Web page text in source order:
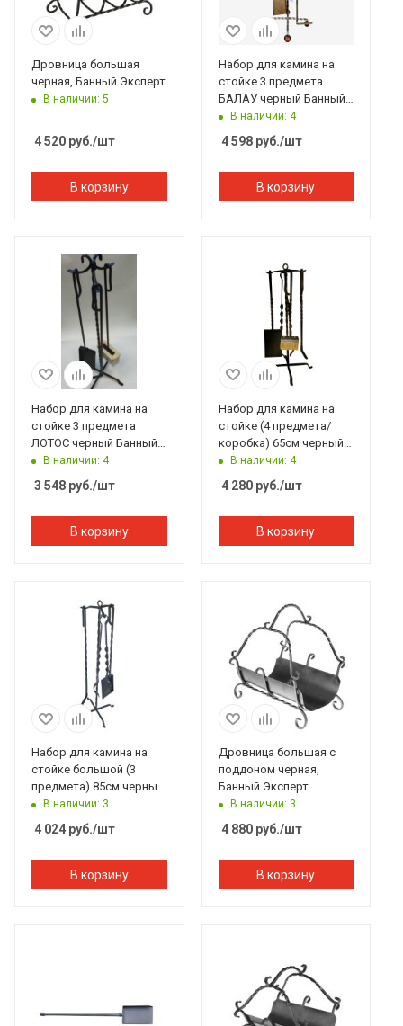
Дровница большая
черная, Банный Эксперт
В наличии: 5
4 520 руб./шт
В корзину
Набор для камина на
стойке 3 предмета
БАЛАУ черный Банный
Эксперт
В наличии: 4
4 598руб./шт
В корзину
Набор для камина на
стойке 3 предмета
ЛОТОС черный Банный
Эксперт
В наличии: 4
3 548 руб./шт
В корзину
Набор для камина на
стойке (4 предмета/
коробка) 65см черный,
Банный Эксперт
В наличии: 4
4 280руб./шт
В корзину
Набор для камина на
стойке большой (3
предмета) 85см черный,
Банный Эксперт
В наличии: 3
4 024 руб./шт
В корзину
Дровница большая с
поддоном черная,
Банный Эксперт
В наличии: 3
4 880руб./шт
В корзину